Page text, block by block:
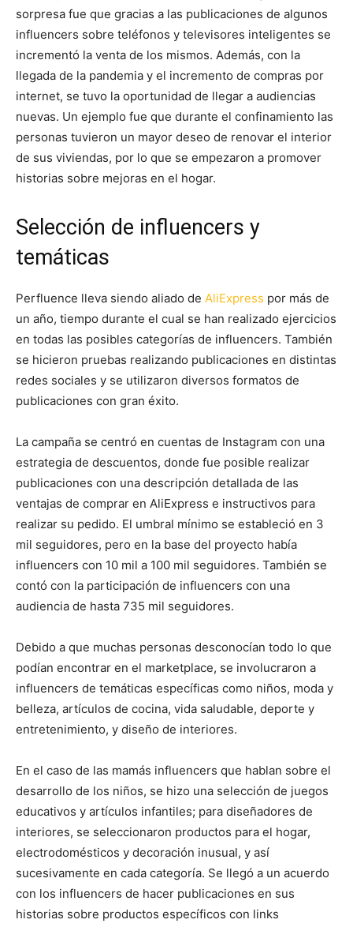
sorpresa fue que gracias a las publicaciones de algunos
influencers sobre teléfonos y televisores inteligentes se
incrementó la venta de los mismos. Además, con la
llegada de la pandemia y el incremento de compras por
internet, se tuvo la oportunidad de llegar a audiencias
nuevas. Un ejemplo fue que durante el confinamiento las
personas tuvieron un mayor deseo de renovar el interior
de sus viviendas, por lo que se empezaron a promover
historias sobre mejoras en el hogar.
Selección de influencers y
temáticas
Perfluence lleva siendo aliado de AliExpress por más de
un año, tiempo durante el cual se han realizado ejercicios
en todas las posibles categorías de influencers. También
se hicieron pruebas realizando publicaciones en distintas
redes sociales y se utilizaron diversos formatos de
publicaciones con gran éxito.
La campaña se centró en cuentas de Instagram con una
estrategia de descuentos, donde fue posible realizar
publicaciones con una descripción detallada de las
ventajas de comprar en AliExpress e instructivos para
realizar su pedido. El umbral mínimo se estableció en 3
mil seguidores, pero en la base del proyecto había
influencers con 10 mil a 100 mil seguidores. También se
contó con la participación de influencers con una
audiencia de hasta 735 mil seguidores.
Debido a que muchas personas desconocían todo lo que
podían encontrar en el marketplace, se involucraron a
influencers de temáticas específicas como niños, moda y
belleza, artículos de cocina, vida saludable, deporte y
entretenimiento, y diseño de interiores.
En el caso de las mamás influencers que hablan sobre el
desarrollo de los niños, se hizo una selección de juegos
educativos y artículos infantiles; para diseñadores de
interiores, se seleccionaron productos para el hogar,
electrodomésticos y decoración inusual, y así
sucesivamente en cada categoría. Se llegó a un acuerdo
con los influencers de hacer publicaciones en sus
historias sobre productos específicos con links